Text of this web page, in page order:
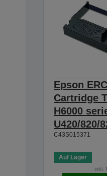
Epson
Cartridge
H6000
U420/820/
C43S015371
Auf Lager
inkl.